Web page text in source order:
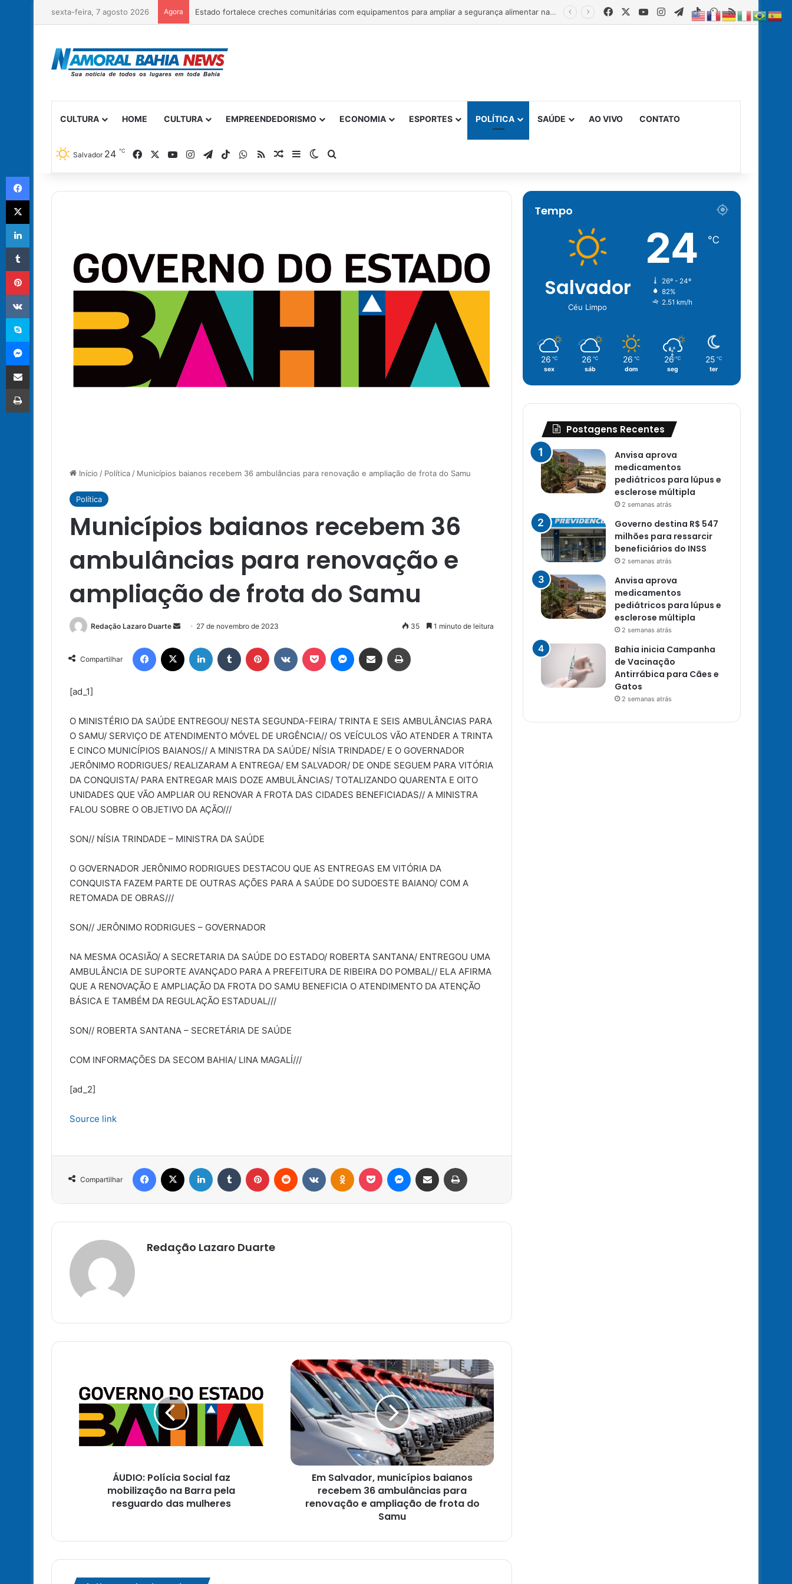
sexta-feira, 7 agosto 2026 Agora Estado fortalece creches comunitárias com equipamentos para ampliar a segurança alimentar na primeira infância FacebookYouTubeInstagram
Telegram
TikTokWhatsApp
RSS
CULTURA HOME CULTURA EMPREENDEDORISMO ECONOMIA ESPORTES POLÍTICA SAÚDE AO VIVO CONTATO
Salvador 24 ℃ FacebookYouTubeInstagram
TelegramTikTokWhatsApp
RSSArtigo Aleatório
Barra Lateral
Switch skin
Procurar por
Início / Política/ Municípios baianos recebem 36 ambulâncias para renovação e ampliação de frota do Samu
Política
Municípios baianos recebem 36
ambulâncias para renovação e
ampliação de frota do Samu
Redação Lazaro Duarte
Mande
e-
mail
27 de novembro de 2023 35 1 minuto de leitura
Compartilhar
Facebook Linkedin Tumblr Pinterest Pocket Messenger
Compartilhar via e-mail
[ad_1]
O MINISTÉRIO DA SAÚDE ENTREGOU/ NESTA SEGUNDA-FEIRA/ TRINTA E SEIS AMBULÂNCIAS PARA
O SAMU/ SERVIÇO DE ATENDIMENTO MÓVEL DE URGÊNCIA// OS VEÍCULOS VÃO ATENDER A TRINTA
E CINCO MUNICÍPIOS BAIANOS// A MINISTRA DA SAÚDE/ NÍSIA TRINDADE/ E O GOVERNADOR
JERÔNIMO RODRIGUES/ REALIZARAM A ENTREGA/ EM SALVADOR/ DE ONDE SEGUEM PARA VITÓRIA
DA CONQUISTA/ PARA ENTREGAR MAIS DOZE AMBULÂNCIAS/ TOTALIZANDO QUARENTA E OITO
UNIDADES QUE VÃO AMPLIAR OU RENOVAR A FROTA DAS CIDADES BENEFICIADAS// A MINISTRA
FALOU SOBRE O OBJETIVO DA AÇÃO///
SON// NÍSIA TRINDADE – MINISTRA DA SAÚDE
O GOVERNADOR JERÔNIMO RODRIGUES DESTACOU QUE AS ENTREGAS EM VITÓRIA DA
CONQUISTA FAZEM PARTE DE OUTRAS AÇÕES PARA A SAÚDE DO SUDOESTE BAIANO/ COM A
RETOMADA DE OBRAS///
SON// JERÔNIMO RODRIGUES – GOVERNADOR
NA MESMA OCASIÃO/ A SECRETARIA DA SAÚDE DO ESTADO/ ROBERTA SANTANA/ ENTREGOU UMA
AMBULÂNCIA DE SUPORTE AVANÇADO PARA A PREFEITURA DE RIBEIRA DO POMBAL// ELA AFIRMA
QUE A RENOVAÇÃO E AMPLIAÇÃO DA FROTA DO SAMU BENEFICIA O ATENDIMENTO DA ATENÇÃO
BÁSICA E TAMBÉM DA REGULAÇÃO ESTADUAL///
SON// ROBERTA SANTANA – SECRETÁRIA DE SAÚDE
COM INFORMAÇÕES DA SECOM BAHIA/ LINA MAGALÍ///
[ad_2]
Source link
Compartilhar
Facebook Linkedin Tumblr Pinterest Reddit Pocket Messenger
Compartilhar via e-mail
Redação Lazaro Duarte
Social
faz
mobilização
Barra
ÁUDIO: Polícia Social faz
mobilização na Barra pela
resguardo das mulheres
Em
Salvador,
municípios
baianos
recebem
ambulâncias
renovação
ampliação
Em Salvador, municípios baianos
recebem 36 ambulâncias para
renovação e ampliação de frota do
Samu
Tempo
Salvador
Céu Limpo
24 ℃
26º - 24º
82%
2.51 km/h
26 ℃
sex
26 ℃
sáb
26 ℃
dom
26 ℃
seg
25 ℃
ter
Postagens Recentes
Anvisa aprova
medicamentos
pediátricos para lúpus e
esclerose múltipla
2 semanas atrás
Governo destina R$ 547
milhões para ressarcir
beneficiários do INSS
2 semanas atrás
Anvisa aprova
medicamentos
pediátricos para lúpus e
esclerose múltipla
2 semanas atrás
Bahia inicia Campanha
de Vacinação
Antirrábica para Cães e
Gatos
2 semanas atrás
Facebook
X
Linkedin
Tumblr
Pinterest
VK
Skype
Messenger
Compartilhar via e-mail